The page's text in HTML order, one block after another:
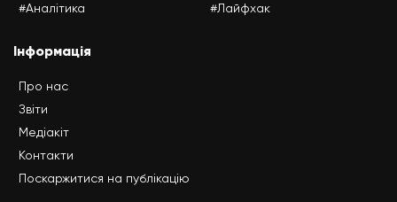
#Аналітика
#Лайфхак
Інформація
Про нас
Звіти
Медіакіт
Контакти
Поскаржитися на публікацію